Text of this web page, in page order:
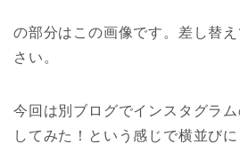
の部分はこの画像です。差し替
さい。
今回は別ブログでインスタグラ
してみた！という感じで横並び